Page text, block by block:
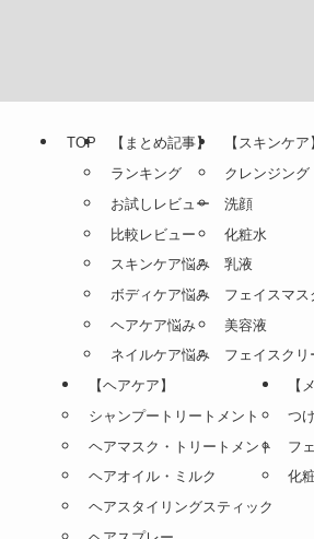
TOP
【まとめ記事】
ランキング
お試しレビュー
比較レビュー
スキンケア悩み
ボディケア悩み
ヘアケア悩み
ネイルケア悩み
【スキンケア
クレンジング
洗顔
化粧水
乳液
フェイスマ
美容液
フェイスクリ
【ヘアケア】
シャンプートリートメント
ヘアマスク・トリートメント
ヘアオイル・ミルク
ヘアスタイリングスティック
【
つ
フ
化